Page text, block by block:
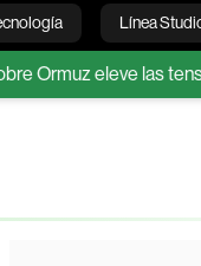
Línea
English
eleve las tensiones